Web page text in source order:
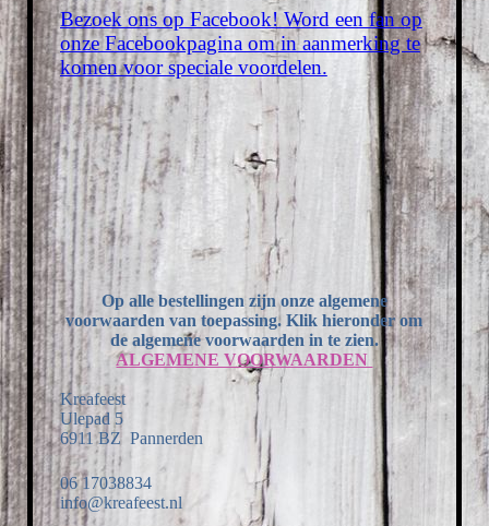
Bezoek ons op Facebook! Word een fan op
onze Facebookpagina om in aanmerking te
komen voor speciale voordelen.
Op alle bestellingen zijn onze algemene
voorwaarden van toepassing. Klik hieronder om
de algemene voorwaarden in te zien.
ALGEMENE VOORWAARDEN
Kreafeest
Ulepad 5
6911 BZ Pannerden
06 17038834
info@kreafeest.nl